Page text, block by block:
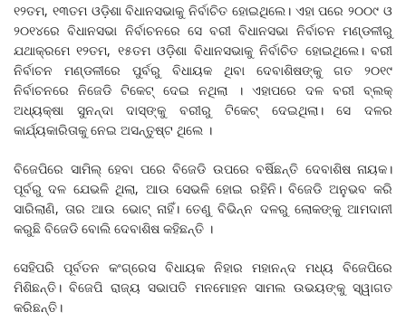
୧୨ତମ, ୧୩ତମ ଓଡ଼ିଶା ବିଧାନସଭାକୁ ନିର୍ବାଚିତ ହୋଇଥିଲେ। ଏହା ପରେ ୨୦୦୯ ଓ
୨୦୧୪ରେ ବିଧାନସଭା ନିର୍ବାଚନରେ ସେ ବରୀ ବିଧାନସଭା ନିର୍ବାଚନ ମଣ୍ଡଳୀରୁ
ଯଥାକ୍ରମେ ୧୨ତମ, ୧୫ତମ ଓଡ଼ିଶା ବିଧାନସଭାକୁ ନିର୍ବାଚିତ ହୋଇଥିଲେ। ବରୀ
ନିର୍ବାଚନ ମଣ୍ଡଳୀରେ ପୁର୍ବରୁ ବିଧାୟକ ଥିବା ଦେବାଶିଷଙ୍କୁ ଗତ ୨୦୧୯
ନିର୍ବାଚନରେ ନିଜେଡି ଟିକେଟ୍ ଦେଇ ନଥିଲା । ଏହାପରେ ଦଳ ବରୀ ବ୍ଲକ୍
ଅଧ୍ୟକ୍ଷା ସୁନନ୍ଦା ଦାସ୍‌ଙ୍କୁ ବରୀରୁ ଟିକେଟ୍ ଦେଇଥିଲା। ସେ ଦଳର
କାର୍ଯ୍ୟକାରିତାକୁ ନେଇ ଅସନ୍ତୁଷ୍ଟ ଥିଲେ ।
ବିଜେପିରେ ସାମିଲ୍ ହେବା ପରେ ବିଜେଡି ଉପରେ ବର୍ଷିଛନ୍ତି ଦେବାଶିଷ ନାୟକ।
ପୂର୍ବରୁ ଦଳ ଯେଭଳି ଥିଲା, ଆଉ ସେଭଳି ହୋଇ ରହିନି। ବିଜେଡି ଅନୁଭବ କରି
ସାରିଲାଣି, ତାର ଆଉ ଭୋଟ୍ ନାହିଁ। ତେଣୁ ବିଭିନ୍ନ ଦଳରୁ ଲୋକଙ୍କୁ ଆମଦାନୀ
କରୁଛି ବିଜେଡି ବୋଲି ଦେବାଶିଷ କହିଛନ୍ତି ।
ସେହିପରି ପୂର୍ବତନ କଂଗ୍ରେସ ବିଧାୟକ ନିହାର ମହାନନ୍ଦ ମଧ୍ୟ ବିଜେପିରେ
ମିଶିଛନ୍ତି। ବିଜେପି ରାଜ୍ୟ ସଭାପତି ମନମୋହନ ସାମଲ ଉଭୟଙ୍କୁ ସ୍ୱାଗତ
କରିଛନ୍ତି।